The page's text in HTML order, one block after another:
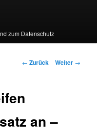
zum Datenschutz
Beitragsnavigation
← Zurück Weiter →
an –